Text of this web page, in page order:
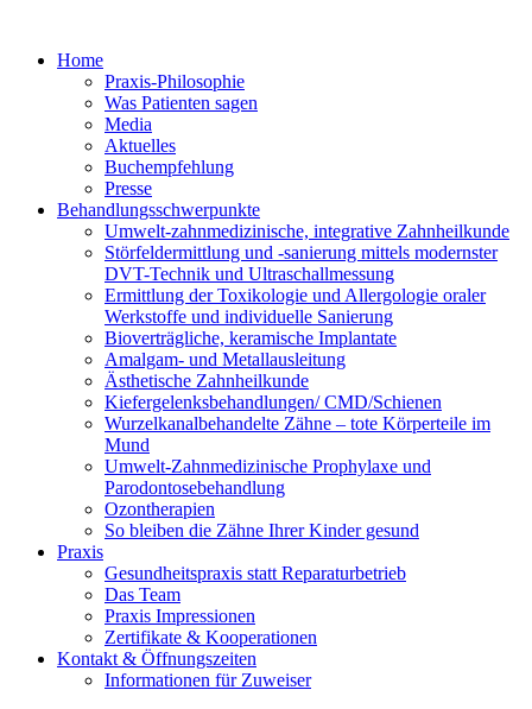
Home
Praxis-Philosophie
Was Patienten sagen
Media
Aktuelles
Buchempfehlung
Presse
Behandlungsschwerpunkte
Umwelt-zahnmedizinische, integrative Zahnheilkunde
Störfeldermittlung und -sanierung mittels modernster
DVT-Technik und Ultraschallmessung
Ermittlung der Toxikologie und Allergologie oraler
Werkstoffe und individuelle Sanierung
Bioverträgliche, keramische Implantate
Amalgam- und Metallausleitung
Ästhetische Zahnheilkunde
Kiefergelenksbehandlungen/ CMD/Schienen
Wurzelkanalbehandelte Zähne – tote Körperteile im
Mund
Umwelt-Zahnmedizinische Prophylaxe und
Parodontosebehandlung
Ozontherapien
So bleiben die Zähne Ihrer Kinder gesund
Praxis
Gesundheitspraxis statt Reparaturbetrieb
Das Team
Praxis Impressionen
Zertifikate & Kooperationen
Kontakt & Öffnungszeiten
Informationen für Zuweiser